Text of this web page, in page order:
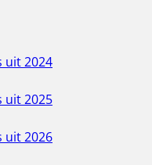
uit 2024
uit 2025
uit 2026